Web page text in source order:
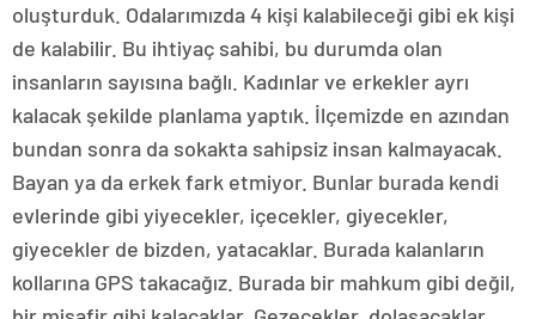
oluşturduk. Odalarımızda 4 kişi kalabileceği gibi ek kişi
de kalabilir. Bu ihtiyaç sahibi, bu durumda olan
insanların sayısına bağlı. Kadınlar ve erkekler ayrı
kalacak şekilde planlama yaptık. İlçemizde en azından
bundan sonra da sokakta sahipsiz insan kalmayacak.
Bayan ya da erkek fark etmiyor. Bunlar burada kendi
evlerinde gibi yiyecekler, içecekler, giyecekler,
giyecekler de bizden, yatacaklar. Burada kalanların
kollarına GPS takacağız. Burada bir mahkum gibi değil,